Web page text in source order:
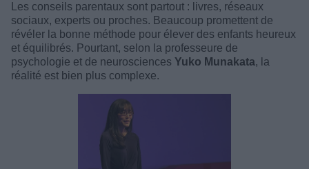
Les conseils parentaux sont partout : livres, réseaux
sociaux, experts ou proches. Beaucoup promettent de
révéler la bonne méthode pour élever des enfants heureux
et équilibrés. Pourtant, selon la professeure de
psychologie et de neurosciences Yuko Munakata, la
réalité est bien plus complexe.